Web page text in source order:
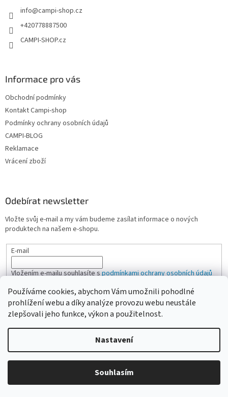
Používáme cookies, abychom Vám umožnili pohodlné
prohlížení webu a díky analýze provozu webu neustále
zlepšovali jeho funkce, výkon a použitelnost.
Nastavení
Souhlasím
Vážení zákazníci, pokud na eshopu nenajdete žádanou položku,
info@campi-shop.cz
+420778887500
CAMPI-SHOP.cz
Informace pro vás
Obchodní podmínky
Kontakt Campi-shop
Podmínky ochrany osobních údajů
CAMPI-BLOG
Reklamace
Vrácení zboží
Odebírat newsletter
Vložte svůj e-mail a my vám budeme zasílat informace o nových
produktech na našem e-shopu.
E-mail
Vložením e-mailu souhlasíte spodmínkami ochrany osobních údajů
PŘIHLÁSIT SE
Vytvořil Shoptet
CAMPI-SHOP.cz. Všechna práva vyhrazena.